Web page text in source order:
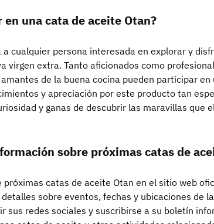
una cata de aceite Otan?
cualquier persona interesada en explorar y
virgen extra. Tanto aficionados como
de la buena cocina pueden participar en
y apreciación por este producto tan
y ganas de descubrir las maravillas que
sobre próximas catas de
catas de aceite Otan en el sitio web
sobre eventos, fechas y ubicaciones de
sus redes sociales y suscribirse a su boletín